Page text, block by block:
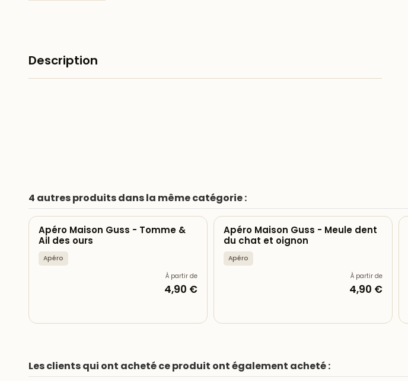
Description
4 autres produits dans la même catégorie :
Apéro Maison Guss - Tomme &
Ail des ours
Apéro
À partir de
4,90 €
Apéro Maison Guss - Meule dent
du chat et oignon
Apéro
À partir de
4,90 €
Les clients qui ont acheté ce produit ont également acheté :